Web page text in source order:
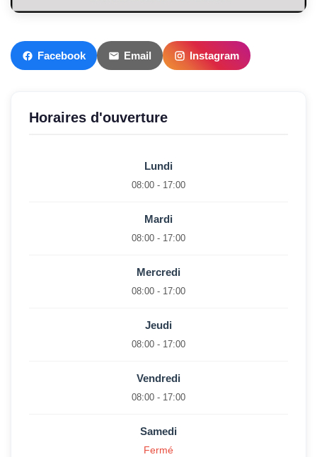
Facebook Email Instagram
Horaires d'ouverture
Lundi
08:00 - 17:00
Mardi
08:00 - 17:00
Mercredi
08:00 - 17:00
Jeudi
08:00 - 17:00
Vendredi
08:00 - 17:00
Samedi
Fermé